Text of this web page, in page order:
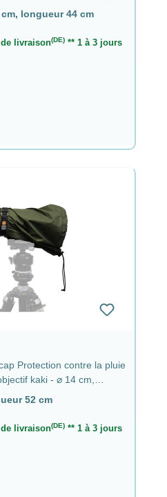
cm, longueur 44 cm
livraison(DE)** 1 à 3 jours
pluie
kaki - ⌀ 14 cm,
52 cm
livraison(DE)** 1 à 3 jours